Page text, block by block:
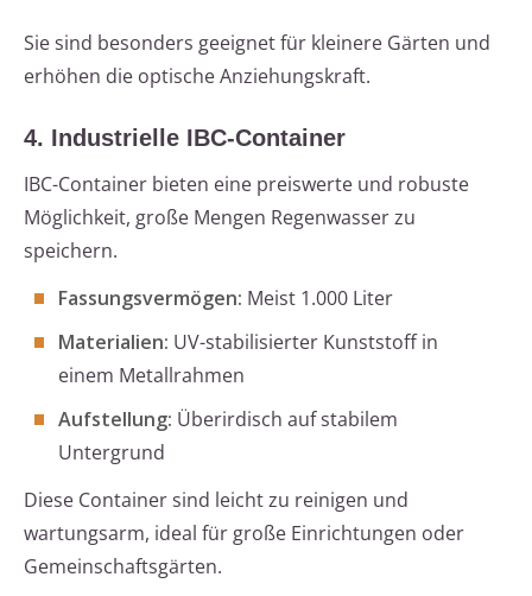
Sie sind besonders geeignet für kleinere Gärten und
erhöhen die optische Anziehungskraft.
4. Industrielle IBC-Container
IBC-Container bieten eine preiswerte und robuste
Möglichkeit, große Mengen Regenwasser zu
speichern.
Fassungsvermögen: Meist 1.000 Liter
Materialien: UV-stabilisierter Kunststoff in
einem Metallrahmen
Aufstellung: Überirdisch auf stabilem
Untergrund
Diese Container sind leicht zu reinigen und
wartungsarm, ideal für große Einrichtungen oder
Gemeinschaftsgärten.